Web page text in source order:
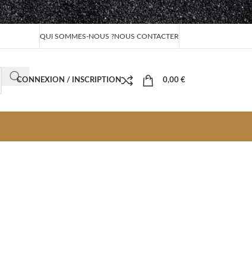
QUI SOMMES-NOUS ?NOUS CONTACTER
CONNEXION / INSCRIPTION 0,00 €